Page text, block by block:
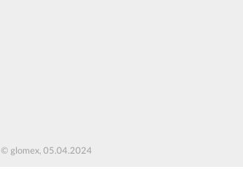
© glomex, 05.04.2024